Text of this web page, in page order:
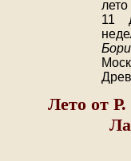
11
Лето от